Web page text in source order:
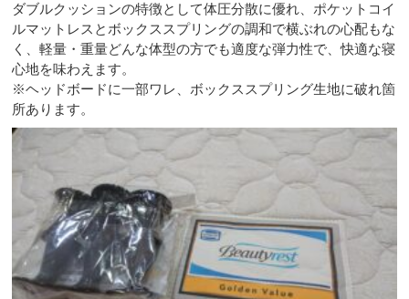
ダブルクッションの特徴として体圧分散に優れ、ポケットコイ
ルマットレスとボックススプリングの調和で横ぶれの心配もな
く、軽量・重量どんな体型の方でも適度な弾力性で、快適な寝
心地を味わえます。
※ヘッドボードに一部ワレ、ボックススプリング生地に破れ箇
所あります。